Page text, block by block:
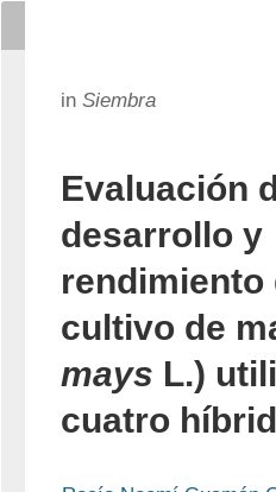
in Siembra
Evaluación
desarrollo y
rendimiento
cultivo de
mays L.)
cuatro